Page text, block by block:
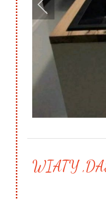
WIATY